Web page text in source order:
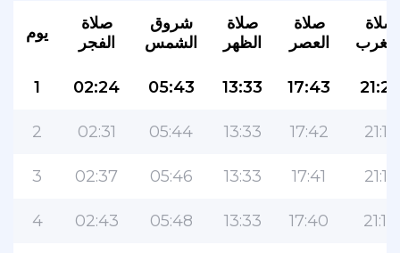
يوم
صلاة
الفجر
شروق
الشمس
صلاة
الظهر
صلاة
العصر
صلاة
1 02:24 05:43 13:33 17:43 21:20
2 02:31 05:44 13:33 17:42 21:18
3 02:37 05:46 13:33 17:41 21:16
4 02:43 05:48 13:33 17:40 21:14